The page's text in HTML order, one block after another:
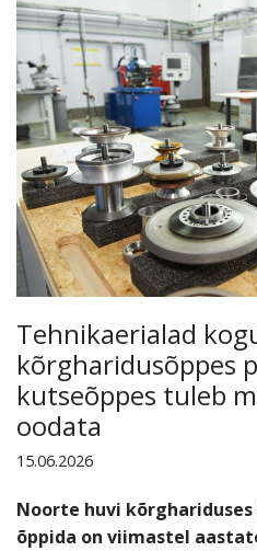
Tehnikaerialad
kõrgharidusõppes
kutseõppes tuleb
oodata
15.06.2026
Noorte huvi
õppida on viimastel